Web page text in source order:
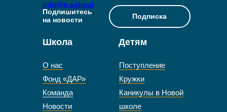
Школа Детям
О нас
Фонд «ДАР»
Команда
Новости
Поступление
Кружки
Каникулы в Новой
школе
Подписка
Подпишитесь
на новости
info@n.school